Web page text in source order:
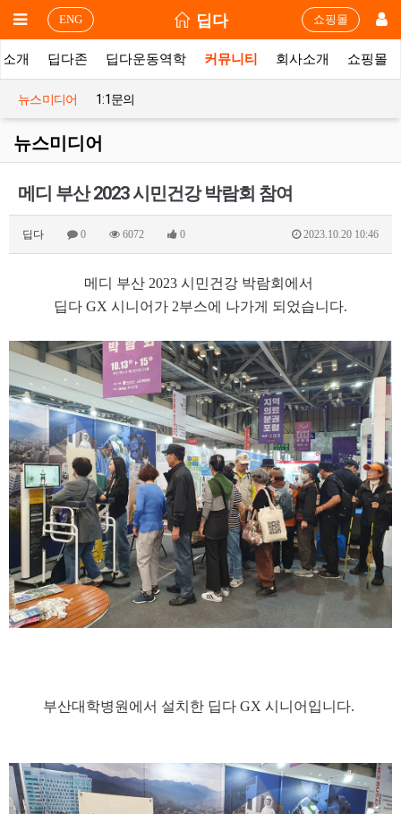
ENG 딥다 쇼핑몰
개 딥다존 딥다운동역학 커뮤니티 회사소개 쇼핑몰
뉴스미디어 1:1문의
뉴스미디어
메디 부산 2023 시민건강 박람회 참여
딥다 0 6072 0 2023.10.20 10:46
메디 부산 2023 시민건강 박람회에서
딥다 GX 시니어가 2부스에 나가게 되었습니다.
부산대학병원에서 설치한 딥다 GX 시니어입니다.